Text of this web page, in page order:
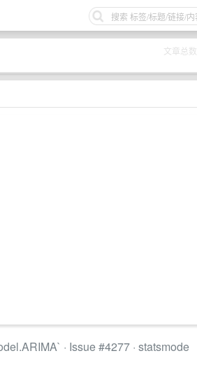
文章总数
· Issue #4277 · statsmode